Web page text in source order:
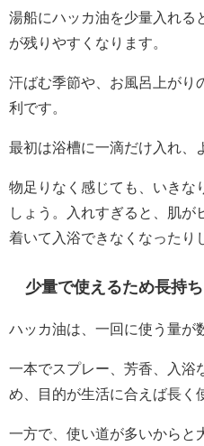
湯船にハッカ油を少量入れる
が残りやすくなります。
汗ばむ季節や、お風呂上がり
利です。
最初は浴槽に一滴だけ入れ、
物足りなく感じても、いきな
しょう。入れすぎると、肌
着いて入浴できなくなったり
少量で使えるため長持
ハッカ油は、一回に使う量が
一本でスプレー、芳香、入浴
め、目的が生活に合えば長く
一方で、使い道が多いからと